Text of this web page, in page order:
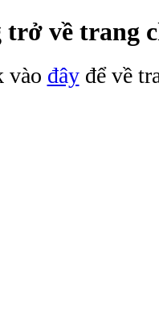
trở về trang
vào đâyđể về